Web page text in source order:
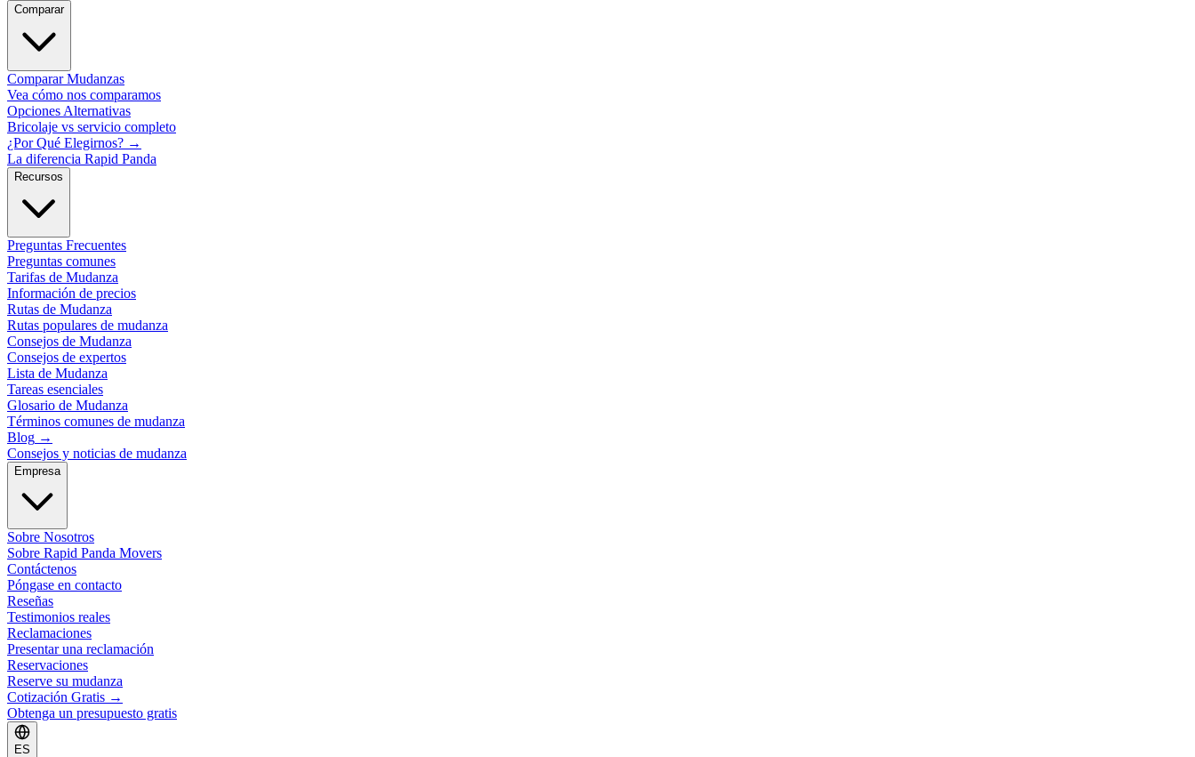
Comparar
Comparar Mudanzas
Vea cómo nos comparamos
Opciones Alternativas
Bricolaje vs servicio completo
¿Por Qué Elegirnos? →
La diferencia Rapid Panda
Recursos
Preguntas Frecuentes
Preguntas comunes
Tarifas de Mudanza
Información de precios
Rutas de Mudanza
Rutas populares de mudanza
Consejos de Mudanza
Consejos de expertos
Lista de Mudanza
Tareas esenciales
Glosario de Mudanza
Términos comunes de mudanza
Blog →
Consejos y noticias de mudanza
Empresa
Sobre Nosotros
Sobre Rapid Panda Movers
Contáctenos
Póngase en contacto
Reseñas
Testimonios reales
Reclamaciones
Presentar una reclamación
Reservaciones
Reserve su mudanza
Cotización Gratis →
Obtenga un presupuesto gratis
ES